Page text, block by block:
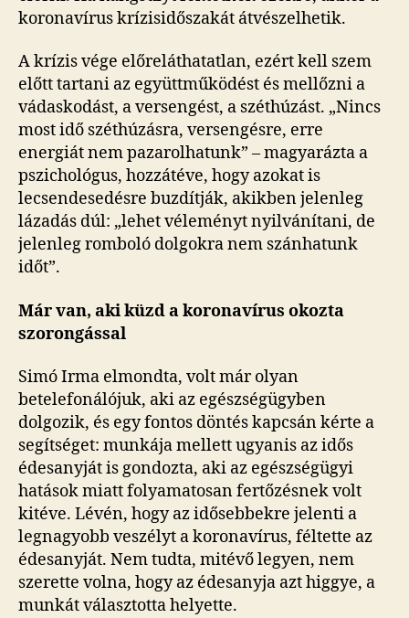
koronavírus krízisidőszakát átvészelhetik.
A krízis vége előreláthatatlan, ezért kell szem
előtt tartani az együttműködést és mellőzni a
vádaskodást, a versengést, a széthúzást. „Nincs
most idő széthúzásra, versengésre, erre
energiát nem pazarolhatunk” – magyarázta a
pszichológus, hozzátéve, hogy azokat is
lecsendesedésre buzdítják, akikben jelenleg
lázadás dúl: „lehet véleményt nyilvánítani, de
jelenleg romboló dolgokra nem szánhatunk
időt”.
Már van, aki küzd a koronavírus okozta
szorongással
Simó Irma elmondta, volt már olyan
betelefonálójuk, aki az egészségügyben
dolgozik, és egy fontos döntés kapcsán kérte a
segítséget: munkája mellett ugyanis az idős
édesanyját is gondozta, aki az egészségügyi
hatások miatt folyamatosan fertőzésnek volt
kitéve. Lévén, hogy az idősebbekre jelenti a
legnagyobb veszélyt a koronavírus, féltette az
édesanyját. Nem tudta, mitévő legyen, nem
szerette volna, hogy az édesanyja azt higgye, a
munkát választotta helyette.